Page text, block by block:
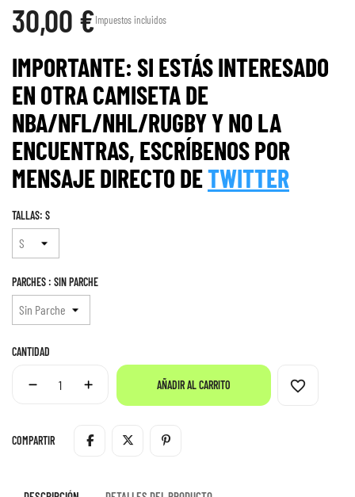
30,00 €Impuestos incluidos
IMPORTANTE: SI ESTÁS INTERESADO
EN OTRA CAMISETA DE
NBA/NFL/NHL/RUGBY Y NO LA
ENCUENTRAS, ESCRÍBENOS POR
MENSAJEDIRECTO DETWITTER
TALLAS: S
PARCHES : SIN PARCHE
CANTIDAD
AÑADIR AL CARRITO favorite_border
COMPARTIR